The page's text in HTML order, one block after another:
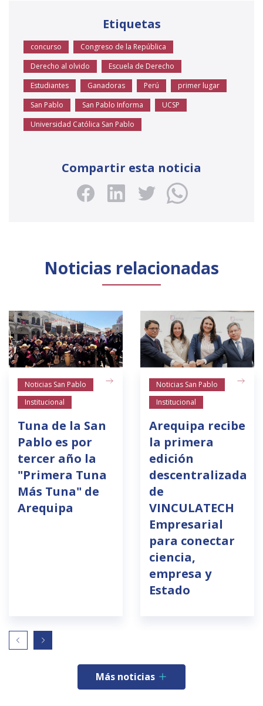
Etiquetas
concurso
Congreso de la República
Derecho al olvido
Escuela de Derecho
Estudiantes
Ganadoras Perú
primer lugar
San Pablo
San Pablo Informa
UCSP
Universidad Católica San Pablo
Compartir esta noticia
Noticias relacionadas
Noticias San Pablo
Institucional
Tuna de la San
Pablo es por
tercer año la
"Primera Tuna
Más Tuna" de
Arequipa
Noticias San Pablo
Institucional
Arequipa recibe
la primera
edición
descentralizada
de
VINCULATECH
Empresarial
para conectar
ciencia,
empresa y
Estado
Más noticias